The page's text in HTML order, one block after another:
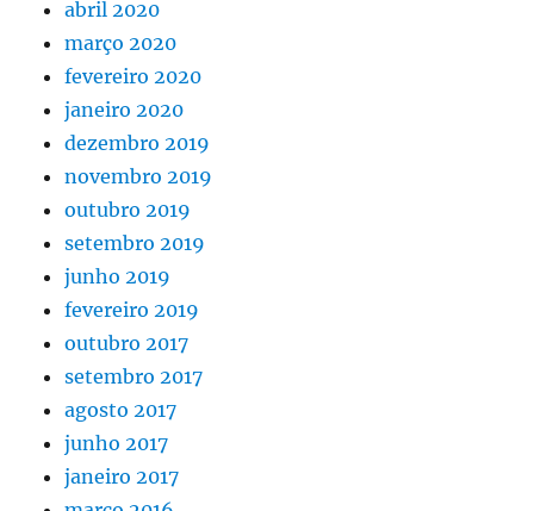
abril 2020
março 2020
fevereiro 2020
janeiro 2020
dezembro 2019
novembro 2019
outubro 2019
setembro 2019
junho 2019
fevereiro 2019
outubro 2017
setembro 2017
agosto 2017
junho 2017
janeiro 2017